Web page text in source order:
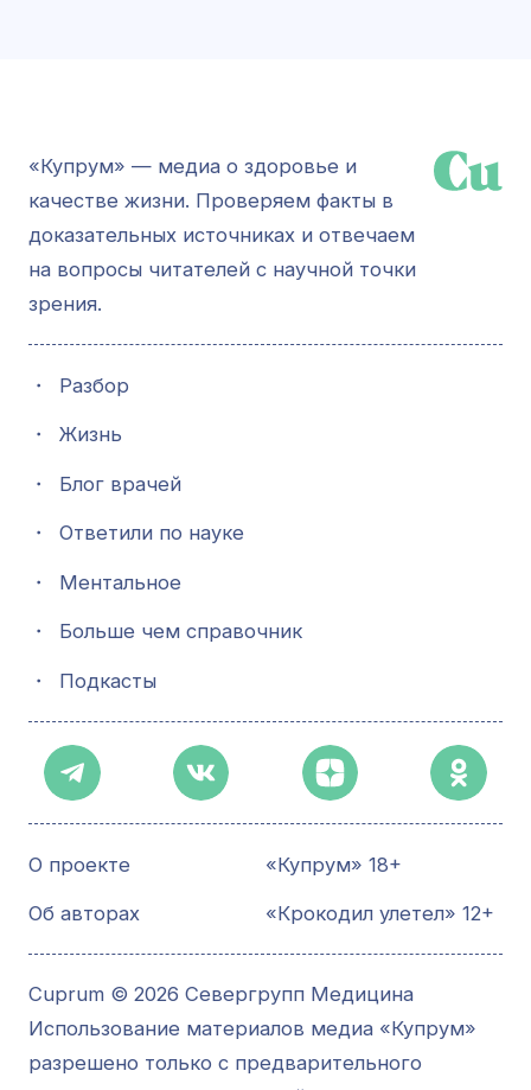
«Купрум» — медиа о здоровье и
качестве жизни. Проверяем факты в
доказательных источниках и отвечаем
на вопросы читателей с научной точки
зрения.
・ Разбор
・ Жизнь
・ Блог врачей
・ Ответили по науке
・ Ментальное
・ Больше чем справочник
・ Подкасты
О проекте
Об авторах
«Купрум» 18+
«Крокодил улетел» 12+
Cuprum © 2026 Севергрупп Медицина
Использование материалов медиа «Купрум»
разрешено только с предварительного